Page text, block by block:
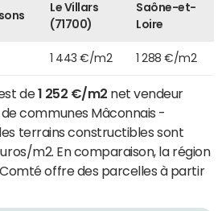
Le Villars
(71700)
Saône-et-
Loire
1 443 €/m2 1 288 €/m2
de1 252 €/m2 net vendeur
communes Mâconnais -
terrains constructibles sont
m2. En comparaison, la région
offre des parcelles à partir